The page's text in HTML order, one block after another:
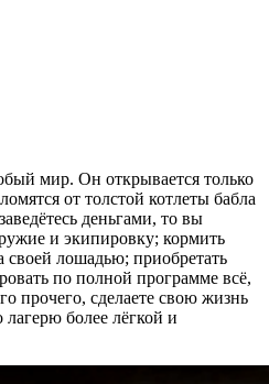
мир. Он открывается только
от толстой котлеты бабла
деньгами, то вы
и экипировку; кормить
своей лошадью; приобретать
по полной программе всё,
прочего, сделаете свою жизнь
более лёгкой и